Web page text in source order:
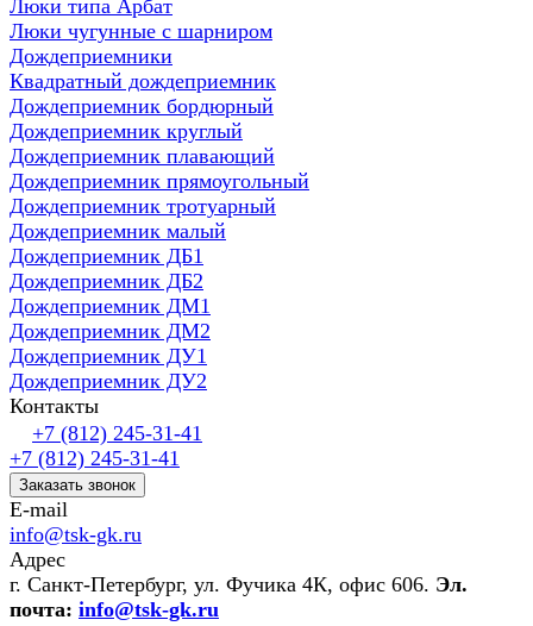
Люки типа Арбат
Люки чугунные с шарниром
Дождеприемники
Квадратный дождеприемник
Дождеприемник бордюрный
Дождеприемник круглый
Дождеприемник плавающий
Дождеприемник прямоугольный
Дождеприемник тротуарный
Дождеприемник малый
Дождеприемник ДБ1
Дождеприемник ДБ2
Дождеприемник ДМ1
Дождеприемник ДМ2
Дождеприемник ДУ1
Дождеприемник ДУ2
Контакты
+7 (812) 245-31-41
+7 (812) 245-31-41
Заказать звонок
E-mail
info@tsk-gk.ru
Адрес
г. Санкт-Петербург, ул. Фучика 4К, офис 606. Эл.
почта: info@tsk-gk.ru